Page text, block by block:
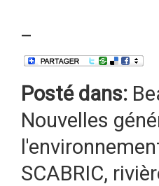
Posté dans:
Nouvelles
SCABRIC,